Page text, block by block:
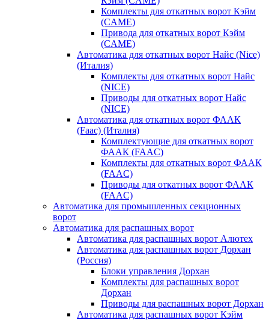
Комплекты для откатных ворот Кэйм
(CAME)
Привода для откатных ворот Кэйм
(CAME)
Автоматика для откатных ворот Найс (Nice)
(Италия)
Комплекты для откатных ворот Найс
(NICE)
Приводы для откатных ворот Найс
(NICE)
Автоматика для откатных ворот ФААК
(Faac) (Италия)
Комплектующие для откатных ворот
ФААК (FAAC)
Комплекты для откатных ворот ФААК
(FAAC)
Приводы для откатных ворот ФААК
(FAAC)
Автоматика для промышленных секционных
ворот
Автоматика для распашных ворот
Автоматика для распашных ворот Алютех
Автоматика для распашных ворот Дорхан
(Россия)
Блоки управления Дорхан
Комплекты для распашных ворот
Дорхан
Приводы для распашных ворот Дорхан
Автоматика для распашных ворот Кэйм